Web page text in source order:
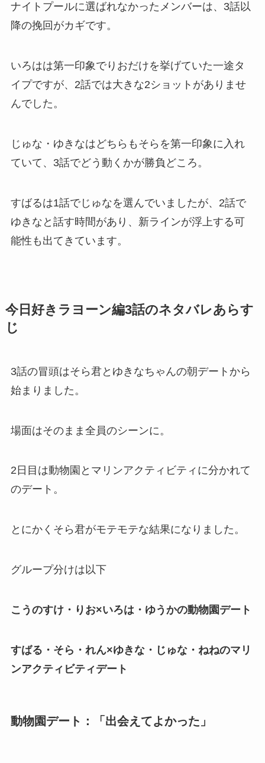
ナイトプールに選ばれなかったメンバーは、3話以
降の挽回がカギです。
いろはは第一印象でりおだけを挙げていた一途タ
イプですが、2話では大きな2ショットがありませ
んでした。
じゅな・ゆきなはどちらもそらを第一印象に入れ
ていて、3話でどう動くかが勝負どころ。
すばるは1話でじゅなを選んでいましたが、2話で
ゆきなと話す時間があり、新ラインが浮上する可
能性も出てきています。
今日好きラヨーン編3話のネタバレあらす
じ
3話の冒頭はそら君とゆきなちゃんの朝デートから
始まりました。
場面はそのまま全員のシーンに。
2日目は動物園とマリンアクティビティに分かれて
のデート。
とにかくそら君がモテモテな結果になりました。
グループ分けは以下
こうのすけ・りお×いろは・ゆうかの動物園デート
すばる・そら・れん×ゆきな・じゅな・ねねのマリ
ンアクティビティデート
動物園デート：「出会えてよかった」